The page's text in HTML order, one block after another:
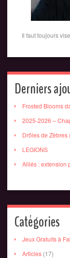
Il faut toujours
Derniers
Frosted Blooms
2025-2026 –
Drôles de Zèbres
LEGIONS
Alliés : extension
Catégories
Jeux Gratuits à
Articles (17)